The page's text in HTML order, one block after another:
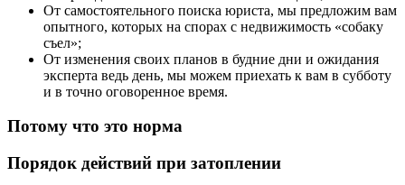
От самостоятельного поиска юриста, мы предложим вам
опытного, которых на спорах с недвижимость «собаку
съел»;
От изменения своих планов в будние дни и ожидания
эксперта ведь день, мы можем приехать к вам в субботу
и в точно оговоренное время.
Потому что это норма
Порядок действий при затоплении